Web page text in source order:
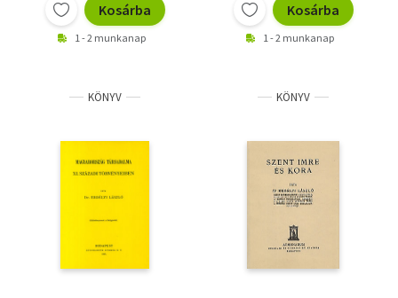
Kosárba
1 - 2 munkanap
Kosárba
1 - 2 munkanap
KÖNYV KÖNYV